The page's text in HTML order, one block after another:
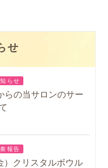
せ
らせ
らの当サロンのサー
報告
）クリスタルボウル